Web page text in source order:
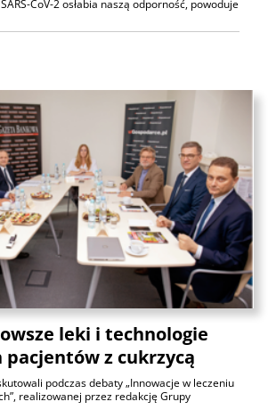
CoV-2 osłabia naszą odporność, powoduje
leki i technologie
pacjentów z cukrzycą
podczas debaty „Innowacje w leczeniu
realizowanej przez redakcję Grupy